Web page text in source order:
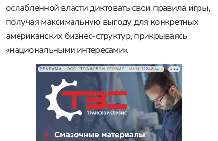
ослабленной власти диктовать свои правила игры,
получая максимальную выгоду для конкретных
американских бизнес-структур, прикрываясь
«национальными интересами».
РЕКЛАМА • ООО "ТРАНСВЭЙ СЕРВИС", ИНН 7724814198